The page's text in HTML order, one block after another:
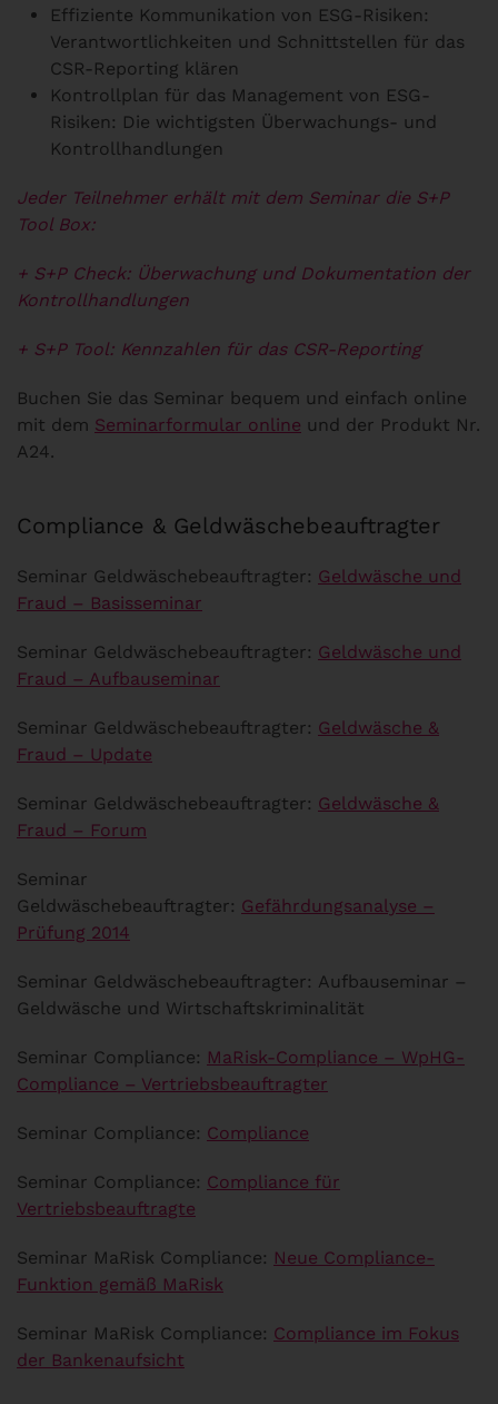
Effiziente Kommunikation von ESG-Risiken:
Verantwortlichkeiten und Schnittstellen für das
CSR-Reporting klären
Kontrollplan für das Management von ESG-
Risiken: Die wichtigsten Überwachungs- und
Kontrollhandlungen
Jeder Teilnehmer erhält mit dem Seminar die S+P
Tool Box:
+ S+P Check: Überwachung und Dokumentation der
Kontrollhandlungen
+ S+P Tool: Kennzahlen für das CSR-Reporting
Buchen Sie das Seminar bequem und einfach online
mit dem Seminarformular online und der Produkt Nr.
A24.
Compliance & Geldwäschebeauftragter
Seminar Geldwäschebeauftragter: Geldwäsche und
Fraud – Basisseminar
Seminar Geldwäschebeauftragter: Geldwäsche und
Fraud – Aufbauseminar
Seminar Geldwäschebeauftragter: Geldwäsche &
Fraud – Update
Seminar Geldwäschebeauftragter: Geldwäsche &
Fraud – Forum
Seminar
Geldwäschebeauftragter: Gefährdungsanalyse –
Prüfung 2014
Seminar Geldwäschebeauftragter: Aufbauseminar –
Geldwäsche und Wirtschaftskriminalität
Seminar Compliance: MaRisk-Compliance – WpHG-
Compliance – Vertriebsbeauftragter
Seminar Compliance: Compliance
Seminar Compliance: Compliance für
Vertriebsbeauftragte
Seminar MaRisk Compliance: Neue Compliance-
Funktion gemäß MaRisk
Seminar MaRisk Compliance: Compliance im Fokus
der Bankenaufsicht